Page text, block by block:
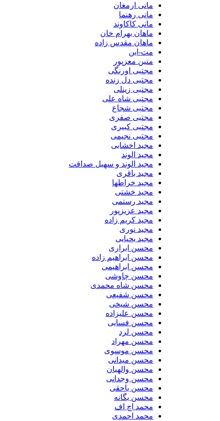
مانی ارمغان
مانی رهنما
مانی کاکاوند
ماهان بهرام خان
ماهان مقدس زاده
مت-این
متین معزپور
مجتبی اورنگی
مجتبی دل زنده
مجتبی زینلی
مجتبی شاه علی
مجتبی شجاع
مجتبی صفری
مجتبی کبیری
مجتبی نجیمی
مجید اخشابی
مجید الوند‎
مجید الوند و سهیل صداقت
مجید باقری
مجید خراطها
مجید خشتی
مجید رستمی
مجید عزیزپور
مجید کریم زاده
مجید نوری
مجید یحیایی
محسن ابراری
محسن ابراهیم زاده
محسن ابراهیمی
محسن چاوشی
محسن شاه محمدی
محسن شفیعی
محسن شیخی
محسن علیزاده
محسن فسایی
محسن لرد
محسن مهراد
محسن موسوی
محسن میدانی
محسن والهیان
محسن وجدانی
محسن یاحقی
محسن یگانه
محمد اچ اف
محمد احمدی